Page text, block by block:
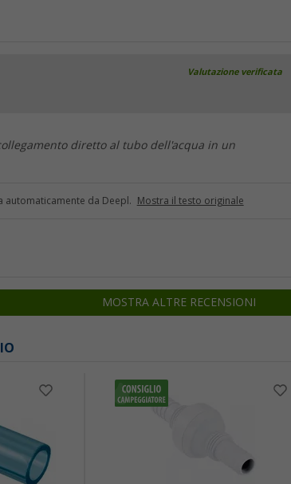
Valutazione verificata
diretto al tubo dell'acqua in un
automaticamente da Deepl. Mostra il testo originale
MOSTRA ALTRE RECENSIONI